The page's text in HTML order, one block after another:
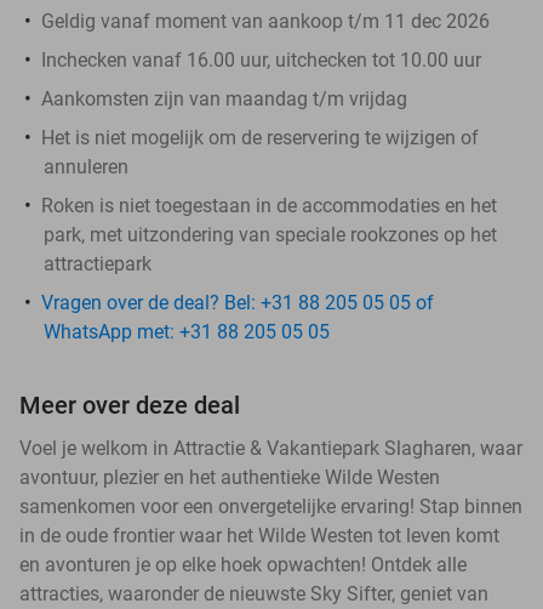
Geldig vanaf moment van aankoop t/m 11 dec 2026
Inchecken vanaf 16.00 uur, uitchecken tot 10.00 uur
Aankomsten zijn van maandag t/m vrijdag
Het is niet mogelijk om de reservering te wijzigen of
annuleren
Roken is niet toegestaan in de accommodaties en het
park, met uitzondering van speciale rookzones op het
attractiepark
Vragen over de deal? Bel: +31 88 205 05 05 of
WhatsApp met: +31 88 205 05 05
Meer over deze deal
Voel je welkom in Attractie & Vakantiepark Slagharen, waar
avontuur, plezier en het authentieke Wilde Westen
samenkomen voor een onvergetelijke ervaring! Stap binnen
in de oude frontier waar het Wilde Westen tot leven komt
en avonturen je op elke hoek opwachten! Ontdek alle
attracties, waaronder de nieuwste Sky Sifter, geniet van